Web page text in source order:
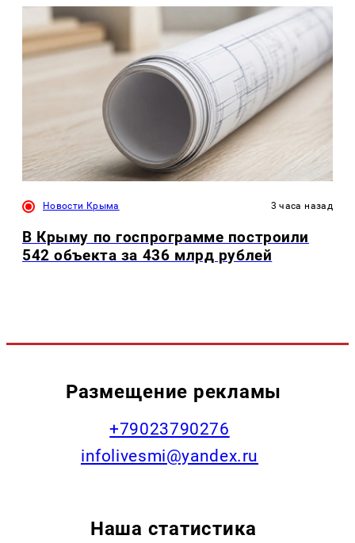
Новости Крыма 3 часа назад
В Крыму по госпрограмме построили
542 объекта за 436 млрд рублей
Размещение рекламы
+79023790276
infolivesmi@yandex.ru
Наша статистика